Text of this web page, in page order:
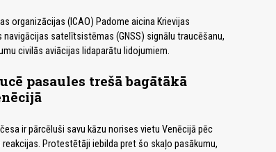
organizācijas (ICAO) Padome aicina Krievijas
satelītsistēmas (GNSS) signālu traucēšanu,
civilās aviācijas lidaparātu lidojumiem.
pasaules trešā bagātākā
ir pārcēluši savu kāzu norises vietu Venēcijā pēc
Protestētāji iebilda pret šo skaļo pasākumu,